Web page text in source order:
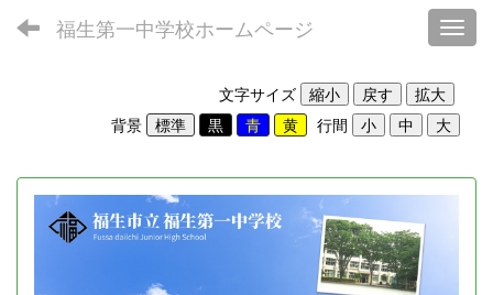
福生第一中学校ホームページ
文字サイズ
背景
行間